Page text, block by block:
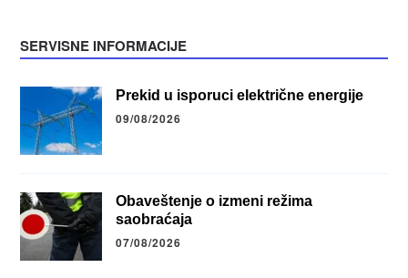
SERVISNE INFORMACIJE
Prekid u isporuci električne energije
09/08/2026
Obaveštenje o izmeni režima
saobraćaja
07/08/2026